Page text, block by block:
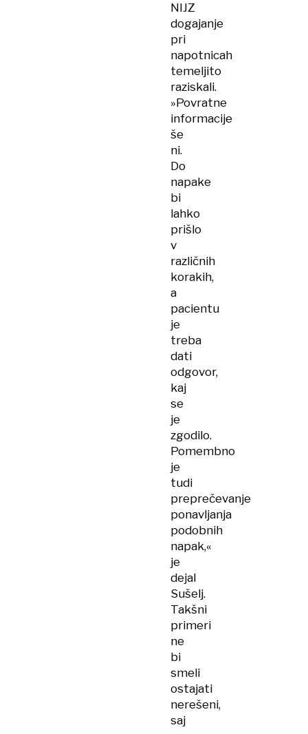
NIJZ
dogajanje
pri
napotnicah
temeljito
raziskali.
»Povratne
informacije
še
ni.
Do
napake
bi
lahko
prišlo
v
različnih
korakih,
a
pacientu
je
treba
dati
odgovor,
kaj
se
je
zgodilo.
Pomembno
je
tudi
preprečevanje
ponavljanja
podobnih
napak,«
je
dejal
Sušelj.
Takšni
primeri
ne
bi
smeli
ostajati
nerešeni,
saj